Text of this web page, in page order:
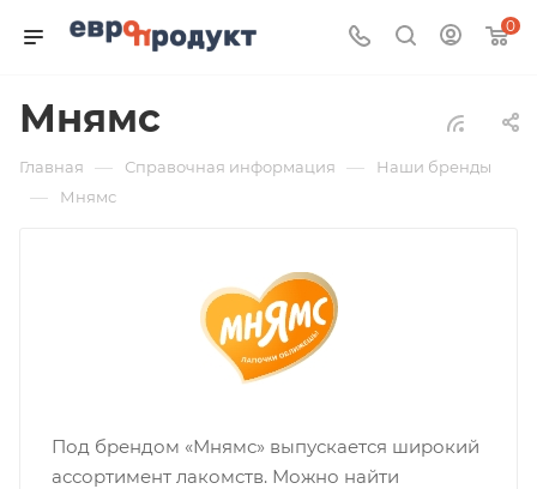
0
Мнямс
Главная — Справочная информация — Наши бренды
— Мнямс
Под брендом «Мнямс» выпускается широкий
ассортимент лакомств. Можно найти